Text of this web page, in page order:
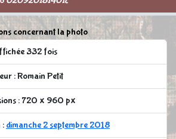
concernant la photo
332 fois
: Romain Petit
: 720 x 960 px
: dimanche 2 septembre 2018